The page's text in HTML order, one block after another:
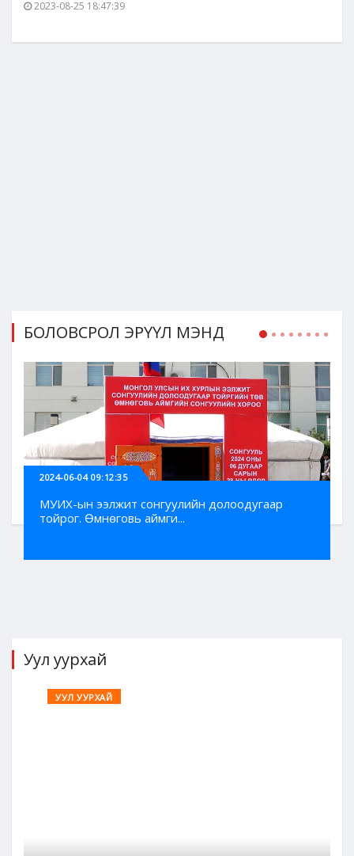
2023-08-25 18:47:39
БОЛОВСРОЛ ЭРҮҮЛ МЭНД
2024-06-04 09:12:35
МУИХ-ын ээлжит сонгуулийн долоодугаар
тойрог. Өмнөговь аймги...
Уул уурхай
УУЛ УУРХАЙ